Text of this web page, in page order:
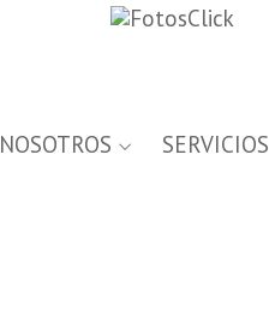
NOSOTROS SERVICIOS